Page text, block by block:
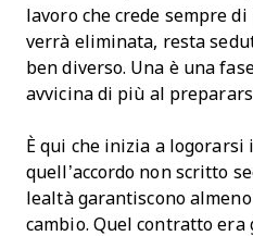
lavoro che crede sempre
verrà eliminata, resta
ben diverso. Una è una
avvicina di più al
È qui che inizia a logorarsi
quell’accordo non scritto
lealtà garantiscono
cambio. Quel contratto era